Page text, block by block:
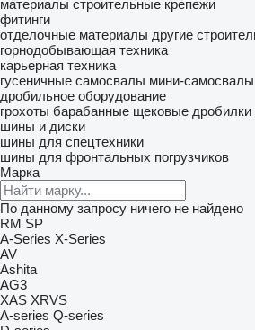
материалы строительные крепежи
фитинги
отделочные материалы другие
горнодобывающая техника
карьерная техника
гусеничные самосвалы мини-самосвалы
дробильное оборудование
грохоты барабанные щековые дробилки
шины и диски
шины для спецтехники
шины для фронтальных погрузчиков
Марка
По данному запросу ничего не найдено
RM SP
A-Series X-Series
AV
Ashita
AG3
XAS XRVS
A-series Q-series